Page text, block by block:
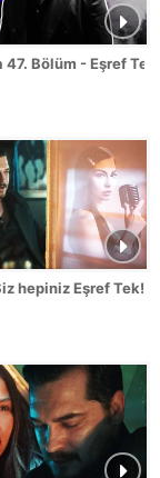
47. Bölüm - Eşref
hepiniz Eşref Tek!"